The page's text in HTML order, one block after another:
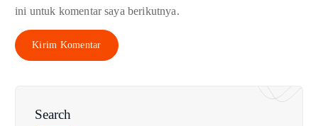
ini untuk komentar saya berikutnya.
Search